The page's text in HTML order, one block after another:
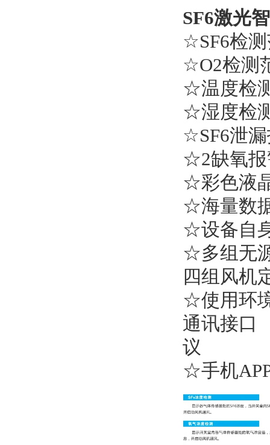
SF6激光
☆SF6检测
☆O2检测
☆温度检
☆湿度检
☆SF6泄
☆2缺氧报
☆彩色液
☆海量数
☆设备自
☆多组无
四组风机
☆使用环
通讯接口
议
☆手机